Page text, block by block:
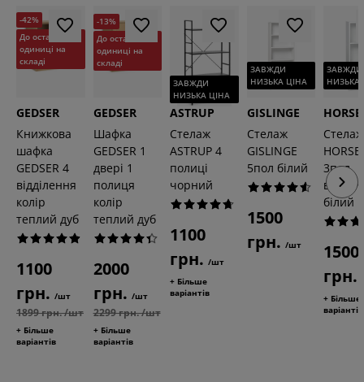
-42%
До останньої
одиниці на
складі
GEDSER
Книжкова
шафка
GEDSER 4
відділення
колір
теплий дуб
1100
грн. /шт
1899 грн. /шт
+ Більше
варіантів
-13%
До останньої
одиниці на
складі
GEDSER
Шафка
GEDSER 1
двері 1
полиця
колір
теплий дуб
2000
грн. /шт
2299 грн. /шт
+ Більше
варіантів
ЗАВЖДИ
НИЗЬКА ЦІНА
ASTRUP
Стелаж
ASTRUP 4
полиці
чорний
1100
грн. /шт
+ Більше
варіантів
ЗАВЖДИ
НИЗЬКА ЦІНА
GISLINGE
Стелаж
GISLINGE
5пол білий
1500
грн. /шт
ЗАВЖДИ
НИЗЬКА
Стелаж
3пол
білий
1500
грн.
+ Більше
варіантів